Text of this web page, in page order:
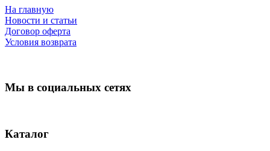
На главную
Новости и статьи
Договор оферта
Условия возврата
Мы в социальных сетях
Каталог